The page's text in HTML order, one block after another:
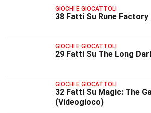
GIOCHI E GIOCATTOLI
38 Fatti Su Rune
GIOCHI E GIOCATTOLI
29 Fatti Su The Long
GIOCHI E GIOCATTOLI
32 Fatti Su Magic: The
(Videogioco)